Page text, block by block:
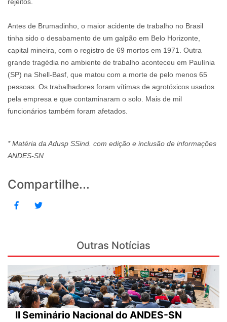
Antes de Brumadinho, o maior acidente de trabalho no Brasil
tinha sido o desabamento de um galpão em Belo Horizonte,
capital mineira, com o registro de 69 mortos em 1971. Outra
grande tragédia no ambiente de trabalho aconteceu em Paulínia
(SP) na Shell-Basf, que matou com a morte de pelo menos 65
pessoas. Os trabalhadores foram vítimas de agrotóxicos usados
pela empresa e que contaminaram o solo. Mais de mil
funcionários também foram afetados.
* Matéria da Adusp SSind. com edição e inclusão de informações
ANDES-SN
Compartilhe...
Outras Notícias
II Seminário Nacional do ANDES-SN